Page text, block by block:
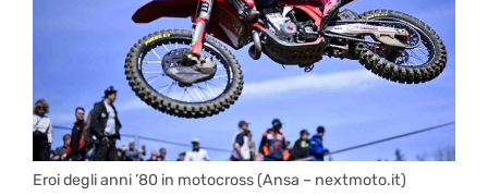
Eroi degli anni ’80 in motocross (Ansa – nextmoto.it)